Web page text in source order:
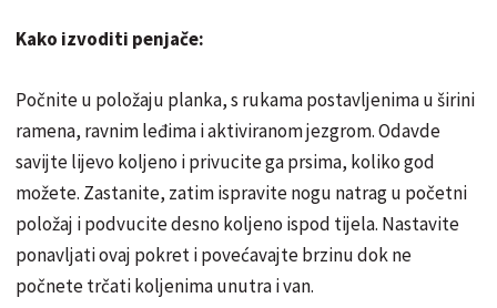
Kako izvoditi penjače:
Počnite u položaju planka, s rukama postavljenima u širini
ramena, ravnim leđima i aktiviranom jezgrom. Odavde
savijte lijevo koljeno i privucite ga prsima, koliko god
možete. Zastanite, zatim ispravite nogu natrag u početni
položaj i podvucite desno koljeno ispod tijela. Nastavite
ponavljati ovaj pokret i povećavajte brzinu dok ne
počnete trčati koljenima unutra i van.